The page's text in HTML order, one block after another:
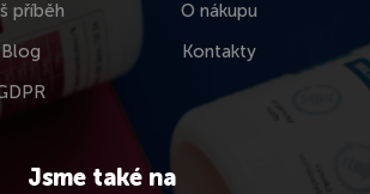
příběh
Blog
O nákupu
Kontakty
Jsme také na